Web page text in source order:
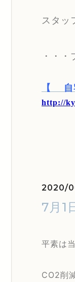
スタッ
・・
【
http://
2020/
7月1
平素は
CO2削